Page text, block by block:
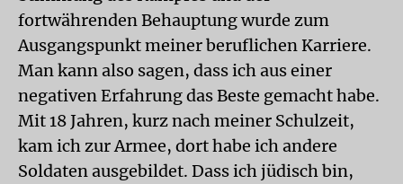
fortwährenden Behauptung wurde zum
Ausgangspunkt meiner beruflichen Karriere.
Man kann also sagen, dass ich aus einer
negativen Erfahrung das Beste gemacht habe.
Mit 18 Jahren, kurz nach meiner Schulzeit,
kam ich zur Armee, dort habe ich andere
Soldaten ausgebildet. Dass ich jüdisch bin,